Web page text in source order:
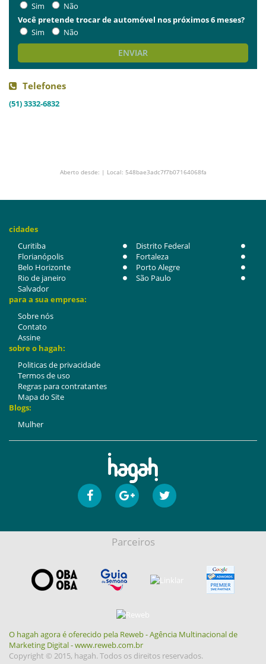
Sim
Não
Você pretende trocar de automóvel nos próximos 6 meses?
Sim
Não
ENVIAR
Telefones
(51) 3332-6832
Aberto desde: | Local: 548bae3adc7f7b07164068fa
cidades
Curitiba
Distrito Federal
Florianópolis
Fortaleza
Belo Horizonte
Porto Alegre
Rio de janeiro
São Paulo
Salvador
para a sua empresa:
Sobre nós
Contato
Assine
sobre o hagah:
Politicas de privacidade
Termos de uso
Regras para contratantes
Mapa do Site
Blogs:
Mulher
Parceiros
O hagah agora é oferecido pela Reweb - Agência Multinacional de
Marketing Digital - www.reweb.com.br
Copyright © 2015, hagah. Todos os direitos reservados.